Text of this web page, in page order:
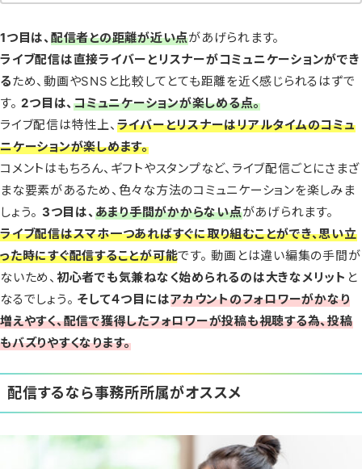
1つ目は、配信者との距離が近い点があげられます。
ライブ配信は直接ライバーとリスナーがコミュニケーションができ
るため、動画やSNSと比較してとても距離を近く感じられるはずで
す。2つ目は、コミュニケーションが楽しめる点。
ライブ配信は特性上、 ライバーとリスナーはリアルタイムのコミュ
ニケーションが楽しめます。
コメントはもちろん、ギフトやスタンプなど、ライブ配信ごとにさまざ
まな要素があるため、色々な方法のコミュニケーションを楽しみま
しょう。 3つ目は、あまり手間がかからない点があげられます。
ライブ配信はスマホ一つあればすぐに取り組むことができ、思い立
った時にすぐ配信することが可能です。 動画とは違い編集の手間が
ないため、 初心者でも気兼ねなく始められるのは大きなメリット と
なるでしょう。 そして４つ目にはアカウントのフォロワーがかなり
増えやすく、配信で獲得したフォロワーが投稿も視聴する為、投稿
もバズりやすくなります。
配信するなら事務所所属がオススメ